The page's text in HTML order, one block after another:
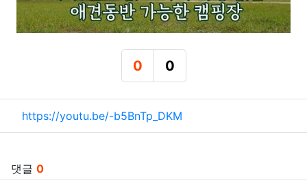
0
추천
0
비추천
관련자료
https://youtu.be/-b5BnTp_DKM
댓글 0